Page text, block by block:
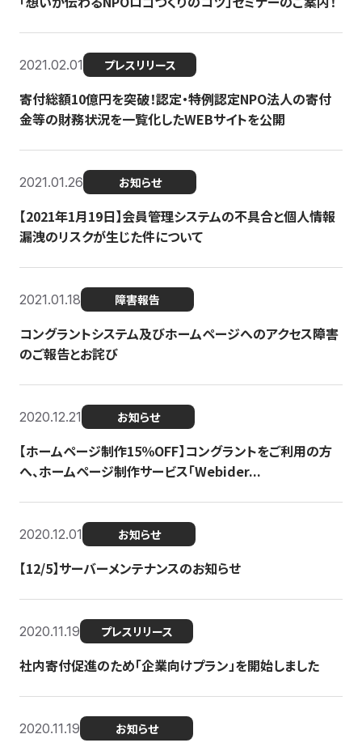
2021.02.01 プレスリリース
寄付総額10億円を突破！認定・特例認定NPO法人の寄付
金等の財務状況を一覧化したWEBサイトを公開
2021.01.26 お知らせ
【2021年1月19日】会員管理システムの不具合と個人情報
漏洩のリスクが生じた件について
2021.01.18 障害報告
コングラントシステム及びホームページへのアクセス障害
のご報告とお詫び
2020.12.21 お知らせ
【ホームページ制作15％OFF】コングラントをご利用の方
へ、ホームページ制作サービス「Webider...
2020.12.01 お知らせ
【12/5】サーバーメンテナンスのお知らせ
2020.11.19 プレスリリース
社内寄付促進のため「企業向けプラン」を開始しました
2020.11.19 お知らせ